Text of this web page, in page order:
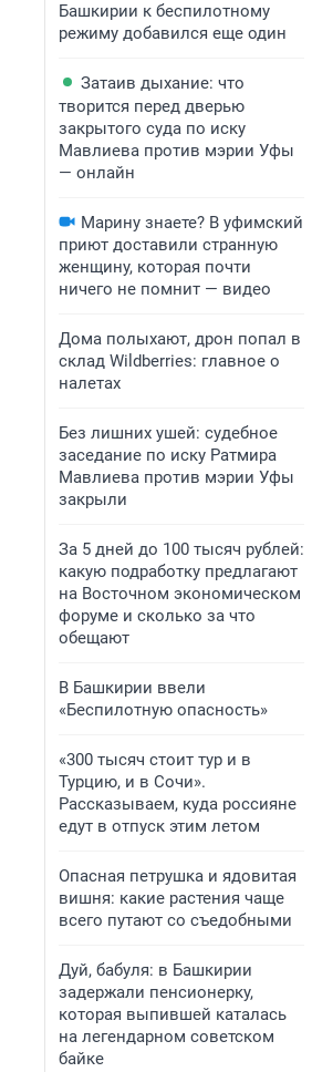
Башкирии к беспилотному
режиму добавился еще один
Затаив дыхание: что
творится перед дверью
закрытого суда по иску
Мавлиева против мэрии Уфы
— онлайн
Марину знаете? В уфимский
приют доставили странную
женщину, которая почти
ничего не помнит — видео
Дома полыхают, дрон попал в
склад Wildberries: главное о
налетах
Без лишних ушей: судебное
заседание по иску Ратмира
Мавлиева против мэрии Уфы
закрыли
За 5 дней до 100 тысяч рублей:
какую подработку предлагают
на Восточном экономическом
форуме и сколько за что
обещают
В Башкирии ввели
«Беспилотную опасность»
«300 тысяч стоит тур и в
Турцию, и в Сочи».
Рассказываем, куда россияне
едут в отпуск этим летом
Опасная петрушка и ядовитая
вишня: какие растения чаще
всего путают со съедобными
Дуй, бабуля: в Башкирии
задержали пенсионерку,
которая выпившей каталась
на легендарном советском
байке